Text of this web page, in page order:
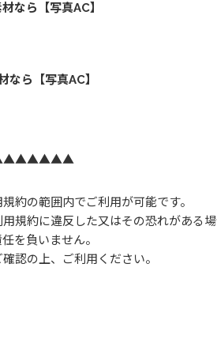
なら【写真AC】
なら【写真AC】
約の範囲内でご利用が可能です。
規約に違反した又はその恐れがある
を負いません。
認の上、ご利用ください。